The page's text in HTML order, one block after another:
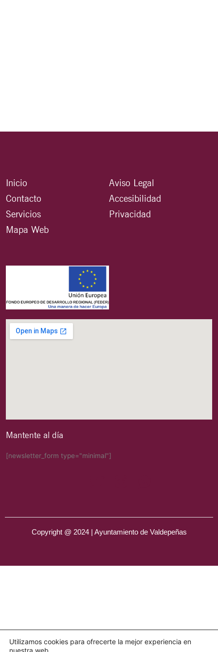
Inicio
Contacto
Servicios
Mapa Web
Aviso Legal
Accesibilidad
Privacidad
Mantente al día
[newsletter_form type="minimal"]
Copyright @ 2024 | Ayuntamiento de Valdepeñas
Utilizamos cookies para ofrecerte la mejor experiencia en
nuestra web.